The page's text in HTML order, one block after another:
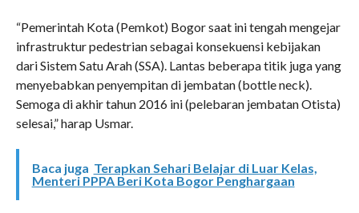
“Pemerintah Kota (Pemkot) Bogor saat ini tengah mengejar
infrastruktur pedestrian sebagai konsekuensi kebijakan
dari Sistem Satu Arah (SSA). Lantas beberapa titik juga yang
menyebabkan penyempitan di jembatan (bottle neck).
Semoga di akhir tahun 2016 ini (pelebaran jembatan Otista)
selesai,” harap Usmar.
Baca juga Terapkan Sehari Belajar di Luar Kelas,
Menteri PPPA Beri Kota Bogor Penghargaan